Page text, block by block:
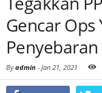
Gencar Ops
Byadmin - Jan 21, 2021